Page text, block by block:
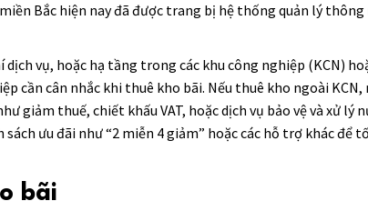
Bắc hiện nay đã được trang bị hệ thống quản lý
vụ, hoặc hạ tầng trong các khu công nghiệp (KCN)
cần cân nhắc khi thuê kho bãi. Nếu thuê kho ngoài
giảm thuế, chiết khấu VAT, hoặc dịch vụ bảo vệ và xử lý
sách ưu đãi như “2 miễn 4 giảm” hoặc các hỗ trợ khác để
bãi